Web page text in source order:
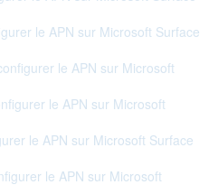
le APN sur Microsoft Surface
le APN sur Microsoft
le APN sur Microsoft
le APN sur Microsoft Surface
le APN sur Microsoft